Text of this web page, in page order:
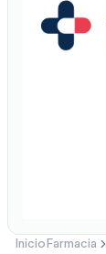
Inicio Farmacia